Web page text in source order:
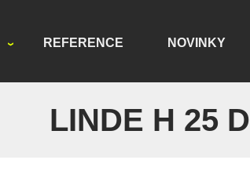
REFERENCE NOVINKY
LINDE H 25 D